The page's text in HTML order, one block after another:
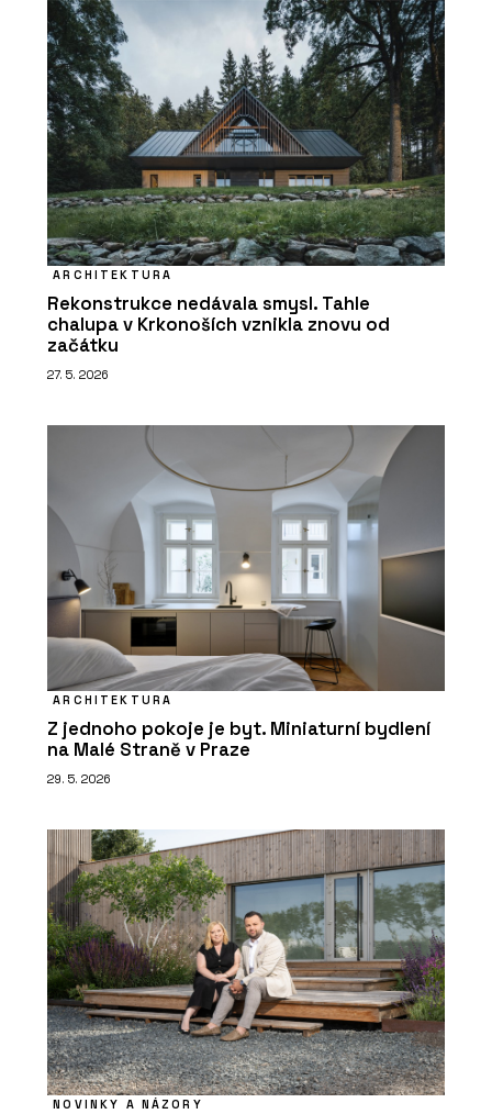
ARCHITEKTURA
Rekonstrukce nedávala smysl. Tahle
chalupa v Krkonoších vznikla znovu od
začátku
27. 5. 2026
ARCHITEKTURA
Z jednoho pokoje je byt. Miniaturní bydlení
na Malé Straně v Praze
29. 5. 2026
NOVINKY A NÁZORY